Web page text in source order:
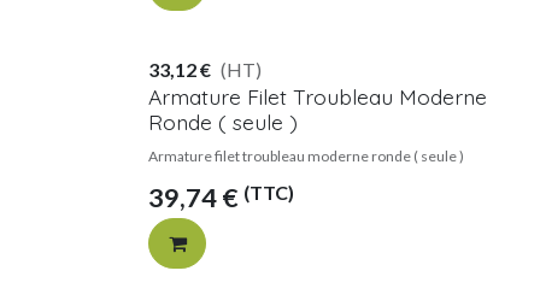
Armature Filet Troubleau Moderne
Ronde ( seule )
Armature filet troubleau moderne ronde ( seule )
39,74€ (TTC)
33,12€ (HT)